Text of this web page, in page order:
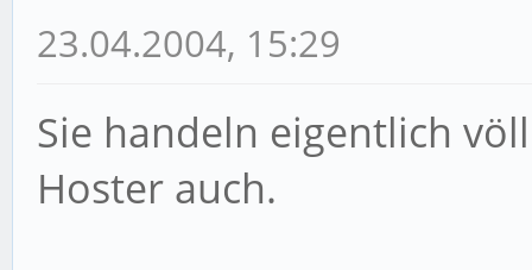
23.04.2004, 15:29
Sie handeln eigentlich
Hoster auch.